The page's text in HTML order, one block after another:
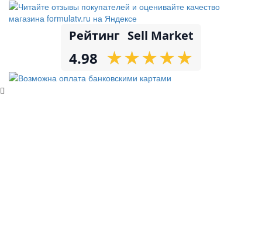
Рейтинг Sell Market
4.98 ★
★★
★★
★★
★★
★